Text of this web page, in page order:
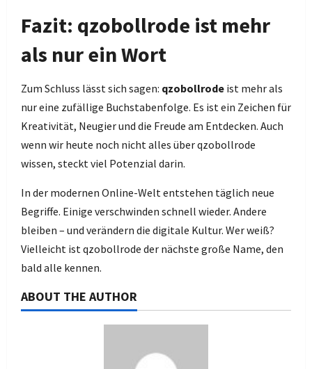
Fazit: qzobollrode ist mehr
als nur ein Wort
Zum Schluss lässt sich sagen: qzobollrode ist mehr als
nur eine zufällige Buchstabenfolge. Es ist ein Zeichen für
Kreativität, Neugier und die Freude am Entdecken. Auch
wenn wir heute noch nicht alles über qzobollrode
wissen, steckt viel Potenzial darin.
In der modernen Online-Welt entstehen täglich neue
Begriffe. Einige verschwinden schnell wieder. Andere
bleiben – und verändern die digitale Kultur. Wer weiß?
Vielleicht ist qzobollrode der nächste große Name, den
bald alle kennen.
ABOUT THE AUTHOR